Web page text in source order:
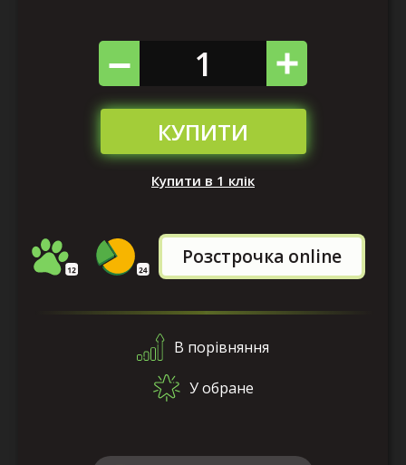
КУПИТИ
Купити в 1 клік
Розстрочка online
В порівняння
У обране